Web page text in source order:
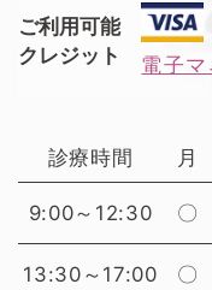
ご利用可能
クレジット
電子
診療時間 月
9:00～12:30 〇
13:30～17:00 〇